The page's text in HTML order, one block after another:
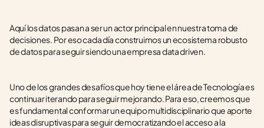
Aquí los datos pasan a ser un actor principal en nuestra toma de
decisiones. Por eso cada día construimos un ecosistema robusto
de datos para seguir siendo una empresa data driven.
Uno de los grandes desafíos que hoy tiene el área de Tecnología es
continuar iterando para seguir mejorando. Para eso, creemos que
es fundamental conformar un equipo multidisciplinario que aporte
ideas disruptivas para seguir democratizando el acceso a la